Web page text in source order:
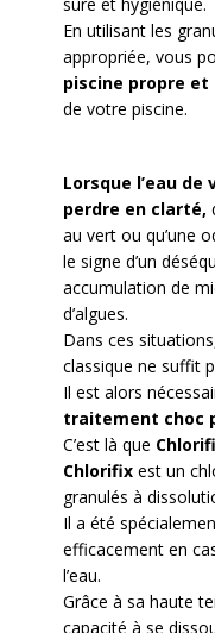
En utilisant les
appropriée, vous
piscine propre et
de votre piscine.
Lorsque l’eau
perdre en clarté,
au vert ou qu’une
le signe d’un
accumulation de
d’algues.
Dans ces
classique ne suffit
Il est alors
traitement choc
C’est là que
Chlorifixest un
granulés à
Il a été
efficacement en
l’eau.
Grâce à sa haute
capacité à se